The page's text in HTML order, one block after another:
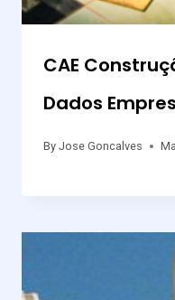
CAE
Dados
By Jose Goncalves